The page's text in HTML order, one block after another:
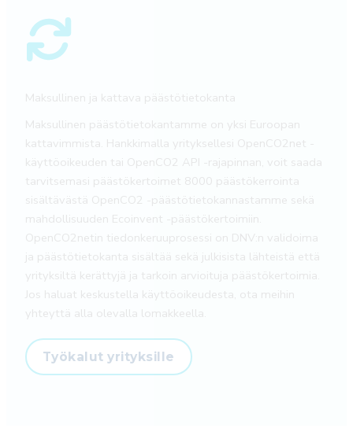
Maksullinen ja kattava päästötietokanta
Maksullinen päästötietokantamme on yksi Euroopan
kattavimmista. Hankkimalla yrityksellesi OpenCO2net -
käyttöoikeuden tai OpenCO2 API -rajapinnan, voit saada
tarvitsemasi päästökertoimet 8000 päästökerrointa
sisältävästä OpenCO2 -päästötietokannastamme sekä
mahdollisuuden Ecoinvent -päästökertoimiin.
OpenCO2netin tiedonkeruuprosessi on DNV:n validoima
ja päästötietokanta sisältää sekä julkisista lähteistä että
yrityksiltä kerättyjä ja tarkoin arvioituja päästökertoimia.
Jos haluat keskustella käyttöoikeudesta, ota meihin
yhteyttä alla olevalla lomakkeella.
Työkalut yrityksille